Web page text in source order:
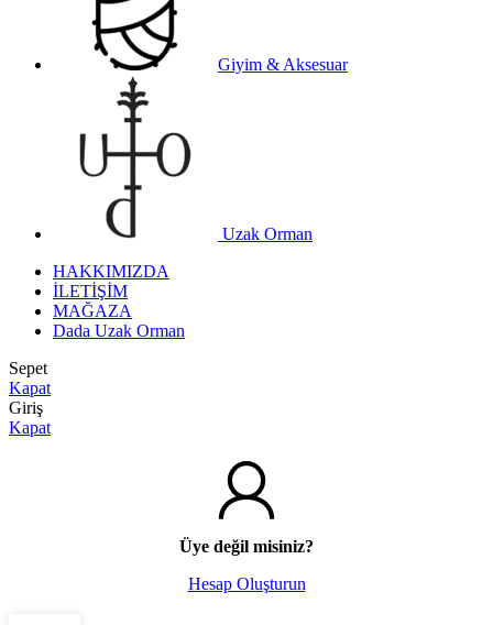
Giyim & Aksesuar
Uzak Orman
HAKKIMIZDA
İLETİŞİM
MAĞAZA
Dada Uzak Orman
Sepet
Kapat
Giriş
Kapat
Üye değil misiniz?
Hesap Oluşturun